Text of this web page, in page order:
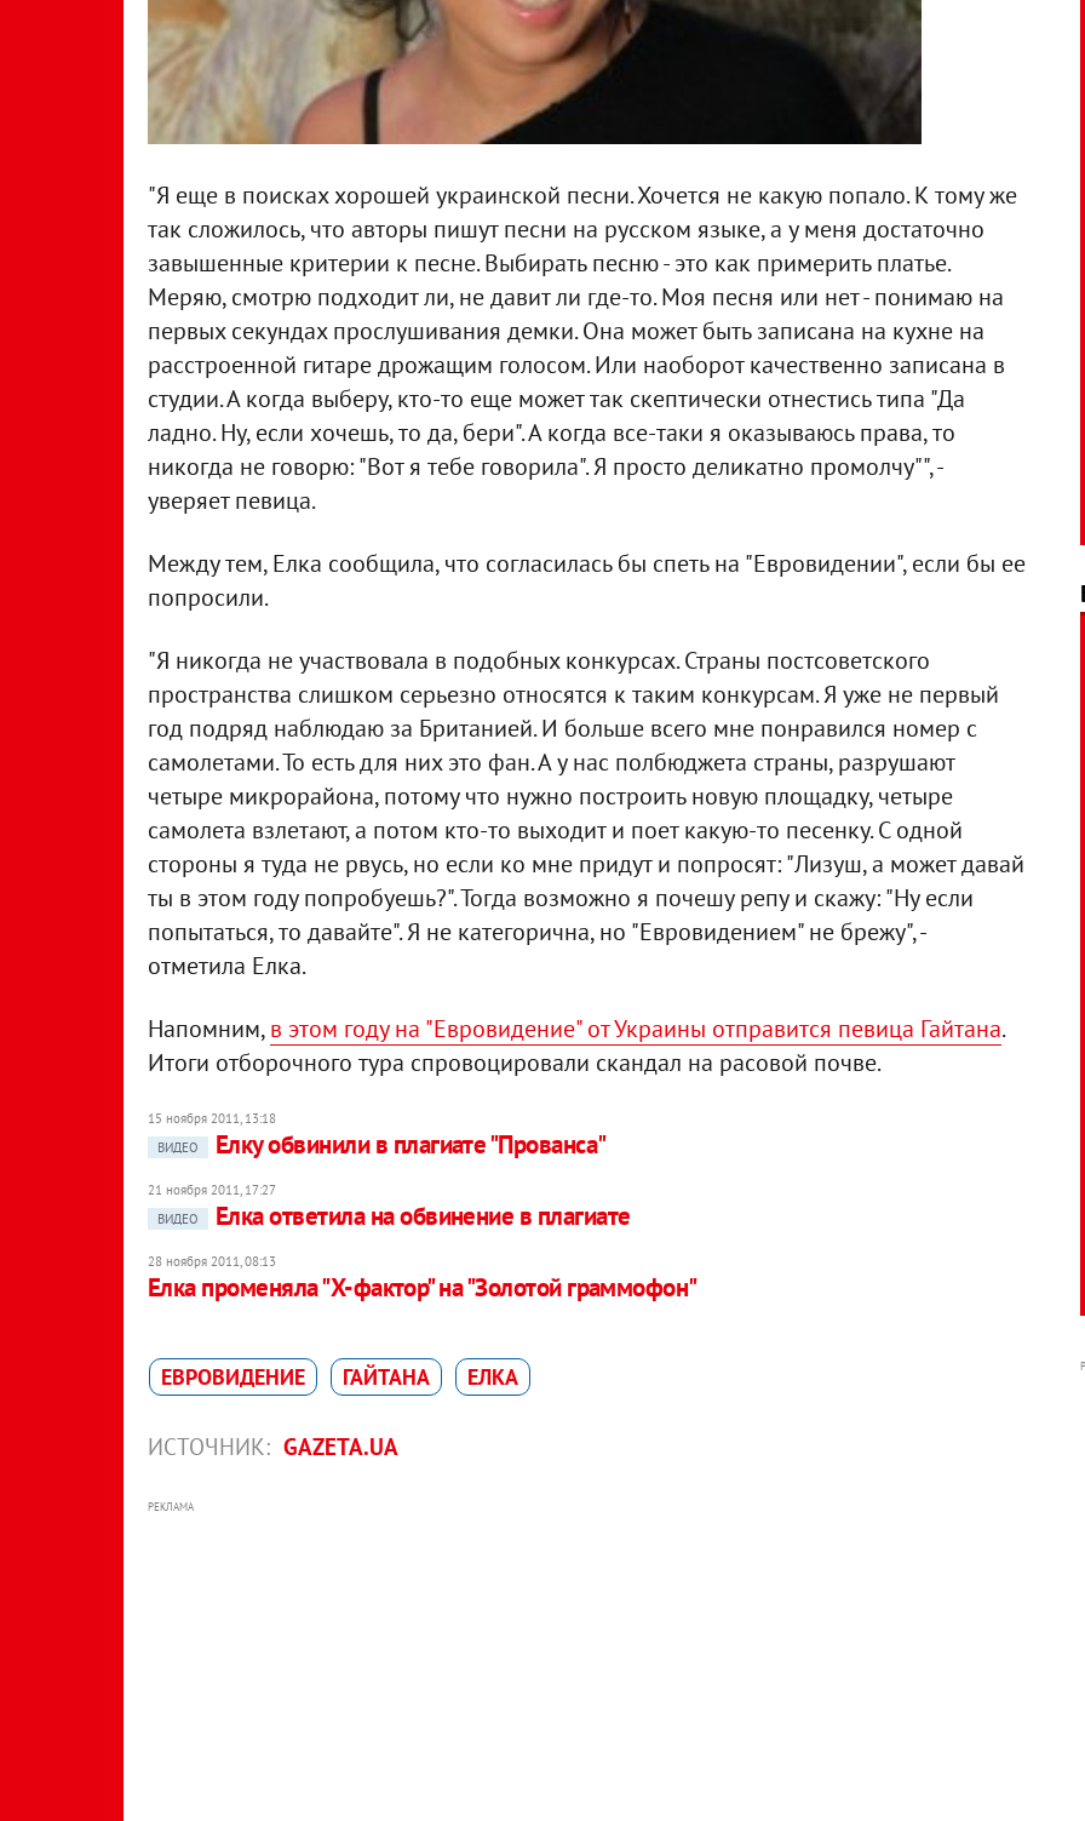
"Я еще в поисках хорошей украинской песни. Хочется не какую попало. К тому же
так сложилось, что авторы пишут песни на русском языке, а у меня достаточно
завышенные критерии к песне. Выбирать песню - это как примерить платье.
Меряю, смотрю подходит ли, не давит ли где-то. Моя песня или нет - понимаю на
первых секундах прослушивания демки. Она может быть записана на кухне на
расстроенной гитаре дрожащим голосом. Или наоборот качественно записана в
студии. А когда выберу, кто-то еще может так скептически отнестись типа "Да
ладно. Ну, если хочешь, то да, бери". А когда все-таки я оказываюсь права, то
никогда не говорю: "Вот я тебе говорила". Я просто деликатно промолчу"", -
уверяет певица.
Между тем, Елка сообщила, что согласилась бы спеть на "Евровидении", если бы ее
попросили.
"Я никогда не участвовала в подобных конкурсах. Страны постсоветского
пространства слишком серьезно относятся к таким конкурсам. Я уже не первый
год подряд наблюдаю за Британией. И больше всего мне понравился номер с
самолетами. То есть для них это фан. А у нас полбюджета страны, разрушают
четыре микрорайона, потому что нужно построить новую площадку, четыре
самолета взлетают, а потом кто-то выходит и поет какую-то песенку. С одной
стороны я туда не рвусь, но если ко мне придут и попросят: "Лизуш, а может давай
ты в этом году попробуешь?". Тогда возможно я почешу репу и скажу: "Ну если
попытаться, то давайте". Я не категорична, но "Евровидением" не брежу", -
отметила Елка.
Напомним,в этом году на "Евровидение" от Украины отправится певица Гайтана.
Итоги отборочного тура спровоцировали скандал на расовой почве.
15 ноября 2011, 13:18
ВИДЕО
Елку обвинили в плагиате "Прованса"
21 ноября 2011, 17:27
ВИДЕО
Елка ответила на обвинение в плагиате
28 ноября 2011, 08:13
Елка променяла "Х-фактор" на "Золотой граммофон"
ЕВРОВИДЕНИЕ ГАЙТАНА ЕЛКА
ИСТОЧНИК: GAZETA.UA
РЕКЛАМА